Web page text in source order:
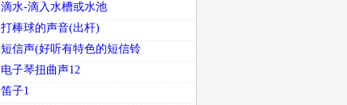
滴水-滴入水槽或水池
打棒球的声音(出杆)
短信声(好听有特色的短信铃
电子琴扭曲声12
笛子1